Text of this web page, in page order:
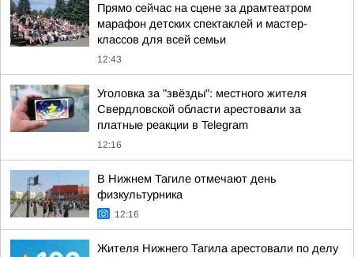
Прямо сейчас на сцене за драмтеатром
марафон детских спектаклей и мастер-
классов для всей семьи
12:43
Уголовка за "звёзды": местного жителя
Свердловской области арестовали за
платные реакции в Telegram
12:16
В Нижнем Тагиле отмечают день
физкультурника
12:16
Жителя Нижнего Тагила арестовали по делу